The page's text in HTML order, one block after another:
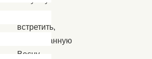
встретить,
долгожданную
Весну